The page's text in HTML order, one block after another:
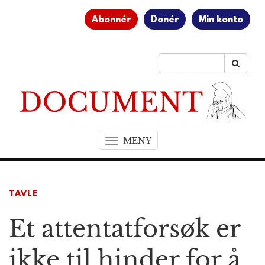
Abonnér Donér Min konto
MENYT
o
a
v
TAVLE
Et attentatforsøk er